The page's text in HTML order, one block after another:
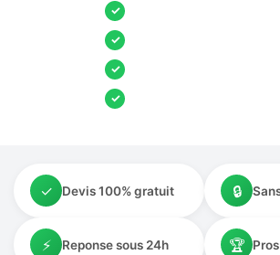
✓
✓
✓
✓
✓ Devis 100% gratuit 🔒
⚡ Reponse sous 24h 🏆